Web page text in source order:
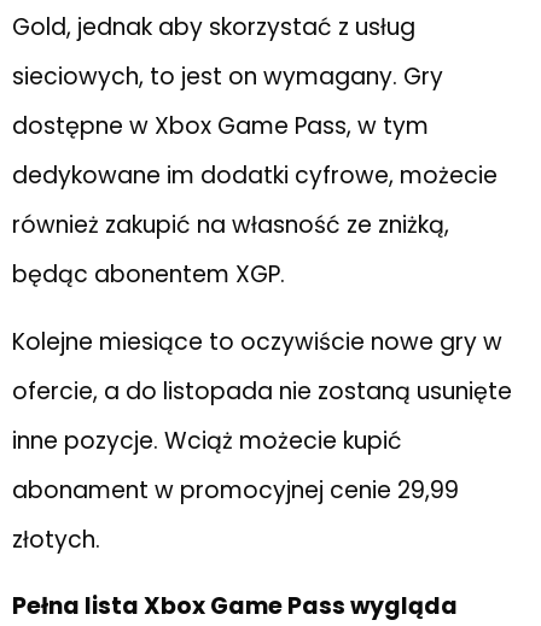
Gold, jednak aby skorzystać z usług
sieciowych, to jest on wymagany. Gry
dostępne w Xbox Game Pass, w tym
dedykowane im dodatki cyfrowe, możecie
również zakupić na własność ze zniżką,
będąc abonentem XGP.
Kolejne miesiące to oczywiście nowe gry w
ofercie, a do listopada nie zostaną usunięte
inne pozycje. Wciąż możecie kupić
abonament w promocyjnej cenie 29,99
złotych.
Pełna lista Xbox Game Pass wygląda